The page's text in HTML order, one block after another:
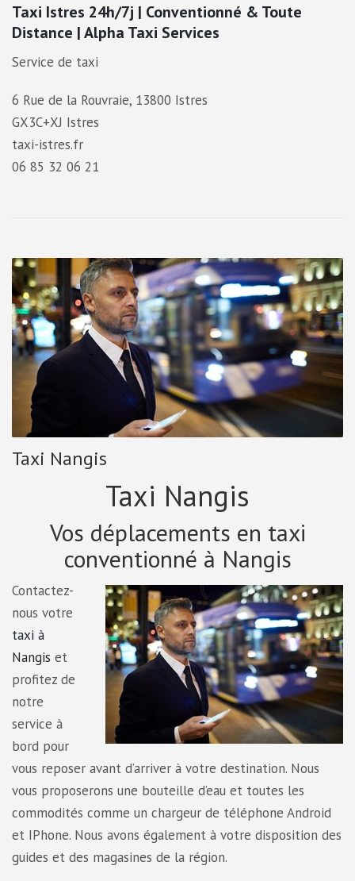
Taxi Istres 24h/7j | Conventionné & Toute
Distance | Alpha Taxi Services
Service de taxi
6 Rue de la Rouvraie, 13800 Istres
GX3C+XJ Istres
taxi-istres.fr
06 85 32 06 21
Taxi Nangis
Taxi Nangis
Vos déplacements en taxi
conventionné à Nangis
Contactez-
nous votre
taxi à
Nangis et
profitez de
notre
service à
bord pour
vous reposer avant d’arriver à votre destination. Nous
vous proposerons une bouteille d’eau et toutes les
commodités comme un chargeur de téléphone Android
et IPhone. Nous avons également à votre disposition des
guides et des magasines de la région.